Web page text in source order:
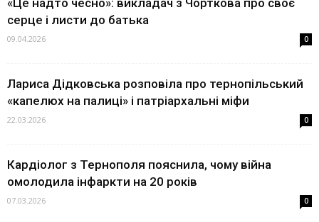
«Це надто чесно»: викладач з Чорткова про своє
серце і листи до батька
09.04.2026 0
Лариса Дідковська розповіла про тернопільський
«капелюх на палиці» і патріархальні міфи
22.03.2026 0
Кардіолог з Тернополя пояснила, чому війна
омолодила інфаркти на 20 років
07.03.2026 0